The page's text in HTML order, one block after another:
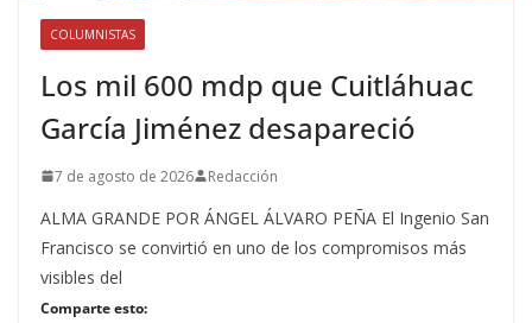
COLUMNISTAS
Los mil 600 mdp que Cuitláhuac
García Jiménez desapareció
7 de agosto de 2026 Redacción
ALMA GRANDE POR ÁNGEL ÁLVARO PEÑA El Ingenio San
Francisco se convirtió en uno de los compromisos más
visibles del
Comparte esto: